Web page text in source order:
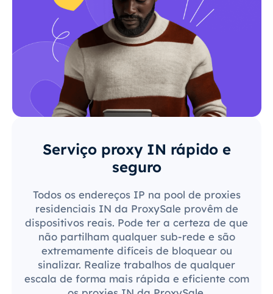
Serviço proxy IN rápido e
seguro
Todos os endereços IP na pool de proxies
residenciais IN da ProxySale provêm de
dispositivos reais. Pode ter a certeza de que
não partilham qualquer sub-rede e são
extremamente difíceis de bloquear ou
sinalizar. Realize trabalhos de qualquer
escala de forma mais rápida e eficiente com